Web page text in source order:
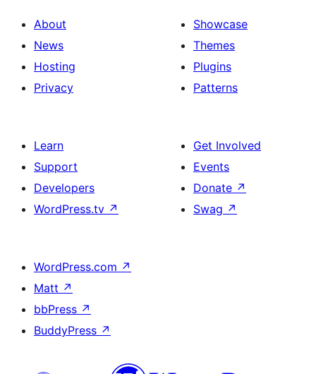
About
News
Hosting
Privacy
Showcase
Themes
Plugins
Patterns
Learn
Support
Developers
WordPress.tv ↗
Get Involved
Events
Donate ↗
Swag ↗
WordPress.com ↗
Matt ↗
bbPress ↗
BuddyPress ↗